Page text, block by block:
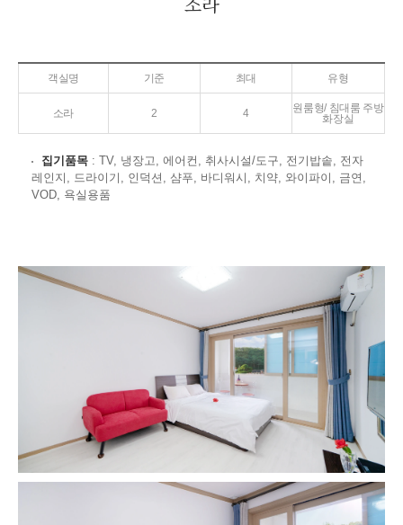
객실명 기준 최대 유형
소라 2 4
원룸형/ 침대룸 주방
화장실
집기품목 : TV, 냉장고, 에어컨, 취사시설/도구, 전기밥솥, 전자
레인지, 드라이기, 인덕션, 샴푸, 바디워시, 치약, 와이파이, 금연,
VOD, 욕실용품